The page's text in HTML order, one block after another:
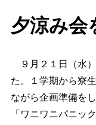
夕涼み会
９月２１日（水
た。１学期から寮
ながら企画準備を
「ワニワニパニッ